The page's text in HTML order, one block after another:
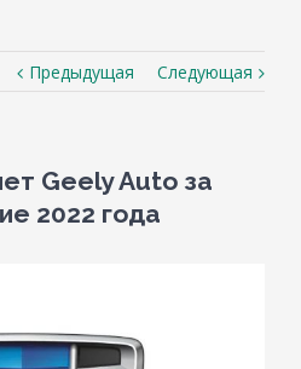
Предыдущая Следующая
Geely Auto за
2022 года